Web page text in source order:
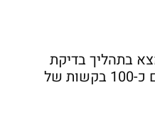
בתהליך בדיקת
הסבב השני של המהלך עם כ-100 בקשות של